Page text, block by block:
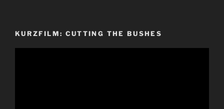
KURZFILM: CUTTING THE BUSHES